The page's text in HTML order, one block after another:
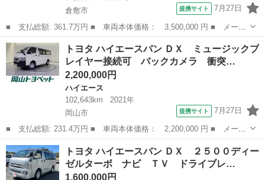
倉敷市
提携サイト 7月27日
■ 支払総額: 361.7万円 ■ 車両本体価格： 3,500,000 円 ■ メーカ
ー名： トヨタ ■ 車種名： ハイエースワゴン ■ グレード名：
ＧＬ フルセグ メモリーナビ ＤＶＤ再生 後席モニター バック
カメラ ...
岡山 倉敷市 ハイエース
トヨタ ハイエースバン ＤＸ ミュージックプ
レイヤー接続可 バックカメラ 衝突…
2,200,000円
ハイエース
102,643km
2021年
岡山市
提携サイト 7月27日
■ 支払総額: 231.4万円 ■ 車両本体価格： 2,200,000 円 ■ メーカ
ー名： トヨタ ■ 車種名： ハイエースバン ■ グレード名： Ｄ
Ｘ ミュージックプレイヤー接続可 バックカメラ 衝突被害軽減シ
ステム ...
岡山 岡山市 ハイエース
トヨタ ハイエースバン ＤＸ ２５００ディー
ゼルターボ ナビ ＴＶ ドライブレ…
1,600,000円